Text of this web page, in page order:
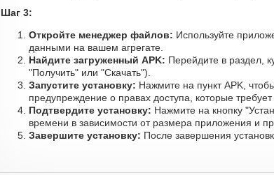
Шаг 3:
Откройте менеджер файлов: Используйте
данными на вашем агрегате.
Найдите загруженный APK: Перейдите в раздел,
"Получить" или "Скачать").
Запустите установку: Нажмите на пункт APK,
предупреждение о правах доступа, которые
Подтвердите установку: Нажмите на кнопку
времени в зависимости от размера приложения и
Завершите установку: После завершения